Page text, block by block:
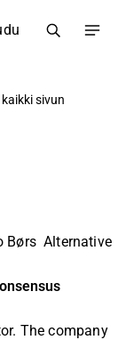
sivun
Børs Alternative
The company